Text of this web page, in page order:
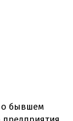
о бывшем